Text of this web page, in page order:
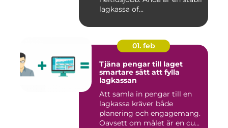
lagkassa of...
01. feb
Tjäna pengar till laget
smartare sätt att fylla
lagkassan
Att samla in pengar till en
lagkassa kräver både
planering och engagemang.
Oavsett om målet är en cu...